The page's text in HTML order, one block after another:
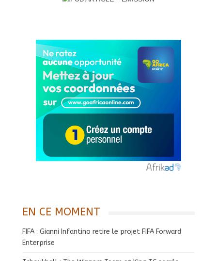
EN CE MOMENT
FIFA : Gianni Infantino retire le projet FIFA Forward
Enterprise